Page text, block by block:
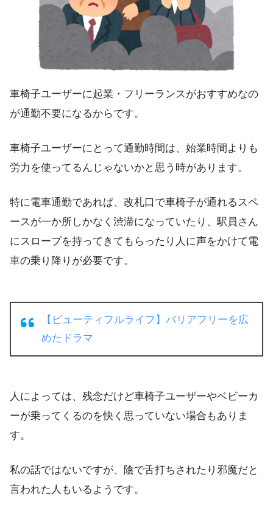
車椅子ユーザーに起業・フリーランスがおすすめなの
が通勤不要になるからです。
車椅子ユーザーにとって通勤時間は、始業時間よりも
労力を使ってるんじゃないかと思う時があります。
特に電車通勤であれば、改札口で車椅子が通れるスペ
ースが一か所しかなく渋滞になっていたり、駅員さん
にスロープを持ってきてもらったり人に声をかけて電
車の乗り降りが必要です。
【ビューティフルライフ】バリアフリーを広
めたドラマ
人によっては、残念だけど車椅子ユーザーやベビーカ
ーが乗ってくるのを快く思っていない場合もありま
す。
私の話ではないですが、陰で舌打ちされたり邪魔だと
言われた人もいるようです。